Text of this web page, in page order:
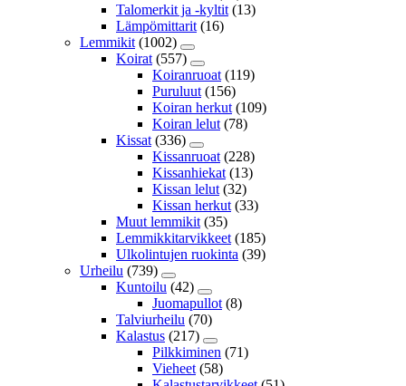
Talomerkit ja -kyltit (13)
Lämpömittarit (16)
Lemmikit (1002)
Koirat (557)
Koiranruoat (119)
Puruluut (156)
Koiran herkut (109)
Koiran lelut (78)
Kissat (336)
Kissanruoat (228)
Kissanhiekat (13)
Kissan lelut (32)
Kissan herkut (33)
Muut lemmikit (35)
Lemmikkitarvikkeet (185)
Ulkolintujen ruokinta (39)
Urheilu (739)
Kuntoilu (42)
Juomapullot (8)
Talviurheilu (70)
Kalastus (217)
Pilkkiminen (71)
Vieheet (58)